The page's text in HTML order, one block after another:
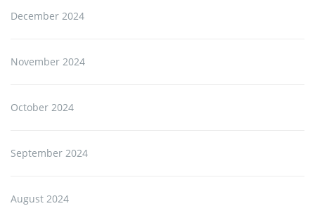
December 2024
November 2024
October 2024
September 2024
August 2024